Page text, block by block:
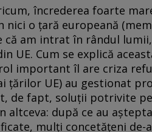
încrederea foarte
nici o ţară europeană
că am intrat în rândul
UE. Cum se explică
important îl are criza
ţărilor UE) au gestionat
de fapt, soluţii potrivite
altceva: după ce au
mulţi concetăţeni